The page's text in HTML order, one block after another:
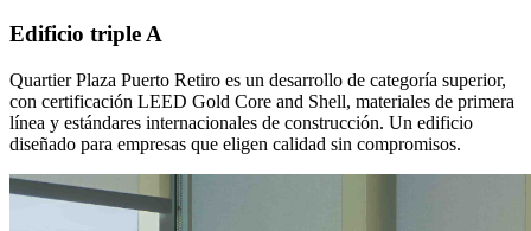
Edificio triple A
Quartier Plaza Puerto Retiro es un desarrollo de categoría superior,
con certificación LEED Gold Core and Shell, materiales de primera
línea y estándares internacionales de construcción. Un edificio
diseñado para empresas que eligen calidad sin compromisos.